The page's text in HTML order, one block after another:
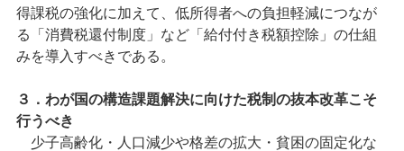
得課税の強化に加えて、低所得者への負担軽減につなが
る「消費税還付制度」など「給付付き税額控除」の仕組
みを導入すべきである。
３．わが国の構造課題解決に向けた税制の抜本改革こそ
行うべき
少子高齢化・人口減少や格差の拡大・貧困の固定化な